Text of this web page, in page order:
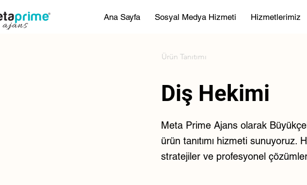
Ana Sayfa Sosyal Medya Hizmeti Hizmetlerimiz
Ürün Tanıtımı
Diş Hekimi
Meta Prime Ajans olarak
ürün tanıtımı hizmeti
stratejiler ve profesyonel